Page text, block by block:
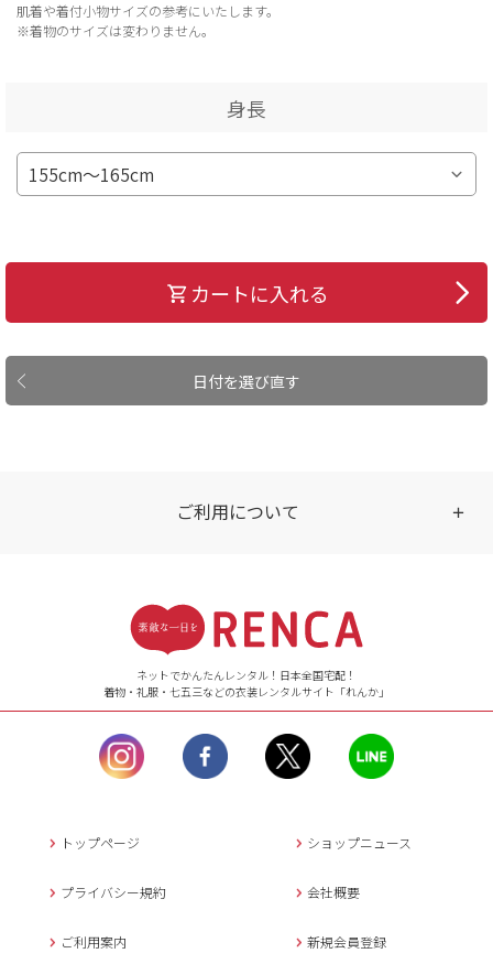
肌着や着付小物サイズの参考にいたします。
※着物のサイズは変わりません。
身長
日付を選び直す
カートに入れる
ご利用について
【ご注文（インターネット）】
24時間年中無休
【お問い合わせ窓口（メー
ル）】10:00~17:00
土曜日、日曜日、臨
時休業日を除く。
営業時間外にいただ
返信させていただきま
年末年始、大型連休
ネットでかんたんレンタル！日本全国宅配！
着物・礼服・七五三などの衣装レンタルサイト「れんか」
トップページ ショップニュース
プライバシー規約 会社概要
ご利用案内 新規会員登録